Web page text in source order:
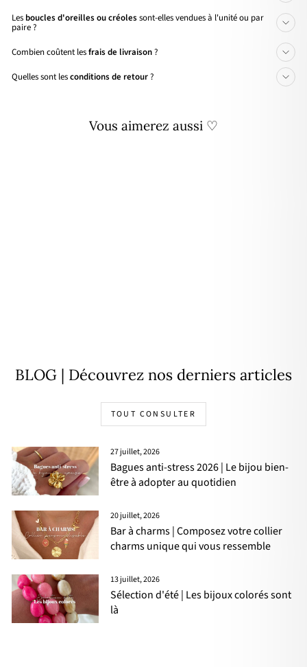
Les boucles d'oreilles ou créolessont-elles vendues à l'unité ou par
paire ?
Combien coûtent lesfrais de livraison?
Quelles sont lesconditions de retour?
Vous aimerez aussi ♡
BLOG | Découvrez nos derniers articles
TOUT CONSULTER
27 juillet, 2026
Bagues anti-stress 2026 | Le bijou bien-
être à adopter au quotidien
20 juillet, 2026
Bar à charms | Composez votre collier
charms unique qui vous ressemble
13 juillet, 2026
Sélection d'été | Les bijoux colorés sont
là